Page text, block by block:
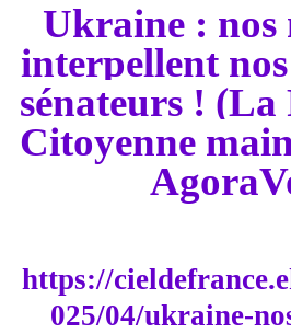
Ukraine :
interpellent
sénateurs ! (La
Citoyenne
https://
025/04/ukraine-